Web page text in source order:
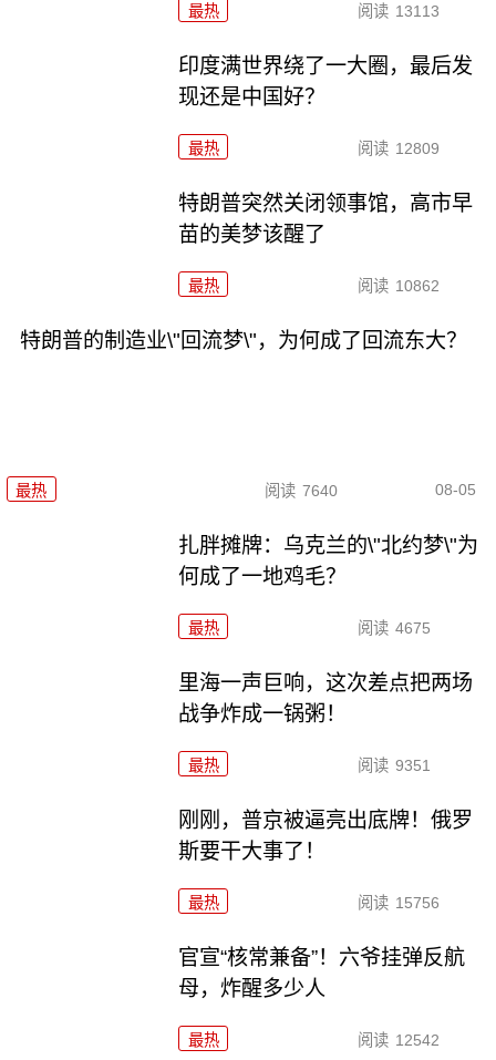
最热 阅读 13113
印度满世界绕了一大圈，最后发
现还是中国好？
最热 阅读 12809
特朗普突然关闭领事馆，高市早
苗的美梦该醒了
最热 阅读 10862
特朗普的制造业\"回流梦\"，为何成了回流东大？
最热 阅读 7640 08-05
扎胖摊牌：乌克兰的\"北约梦\"为
何成了一地鸡毛？
最热 阅读 4675
里海一声巨响，这次差点把两场
战争炸成一锅粥！
最热 阅读 9351
刚刚，普京被逼亮出底牌！俄罗
斯要干大事了！
最热 阅读 15756
官宣“核常兼备”！六爷挂弹反航
母，炸醒多少人
最热 阅读 12542